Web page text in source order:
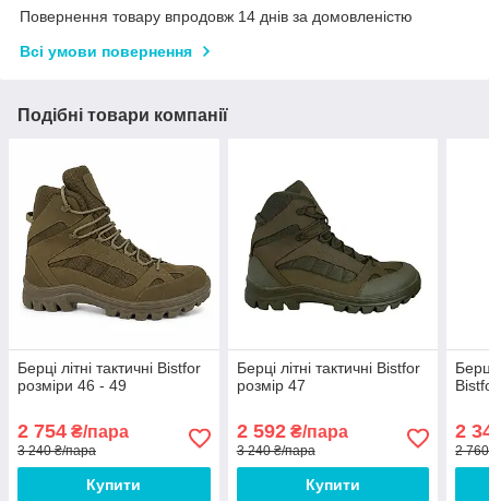
Повернення товару впродовж 14 днів за домовленістю
Всі умови повернення
Подібні товари компанії
Берці літні тактичні Bistfor
розміри 46 - 49
2 754 ₴/пара
3 240 ₴/пара
Купити
Берці літні тактичні Bistfor
розмір 47
2 592₴/пара
3 240 ₴/пара
Купити
2
2